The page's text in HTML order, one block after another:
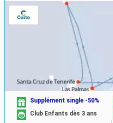
Supplément single -50%
Club Enfants dès 3 ans